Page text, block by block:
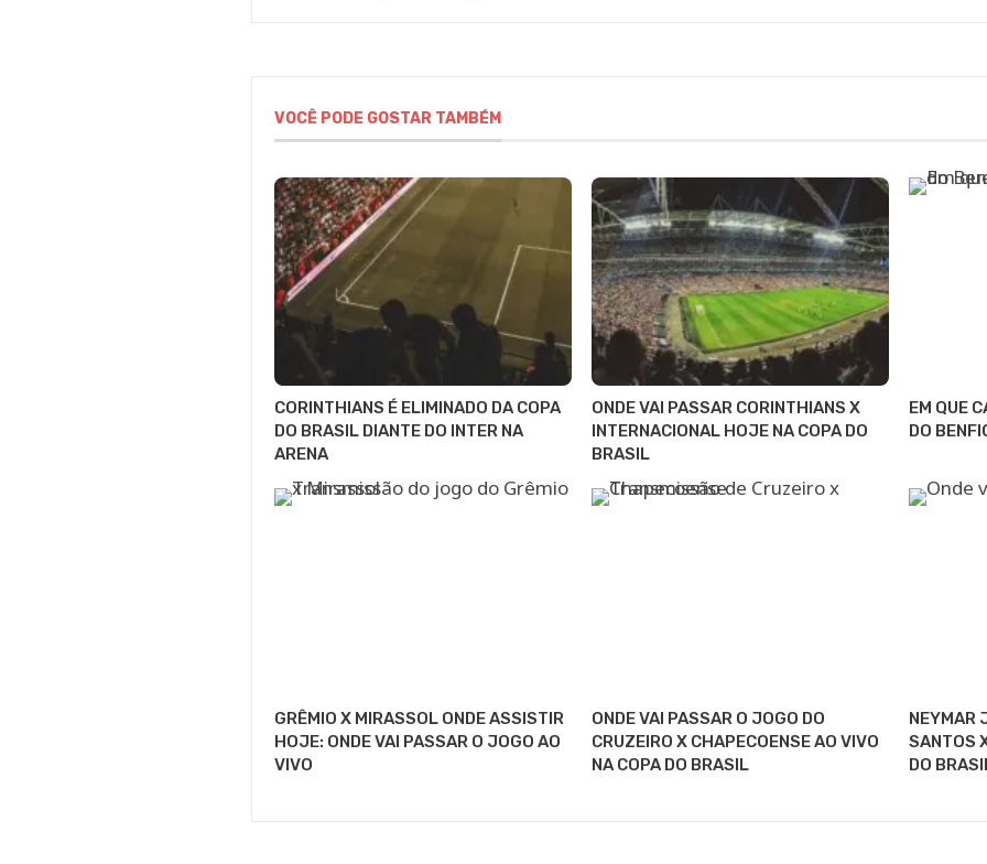
VOCÊ PODE GOSTAR TAMBÉM
CORINTHIANS É ELIMINADO DA COPA
DO BRASIL DIANTE DO INTER NA
ARENA
ONDE VAI PASSAR CORINTHIANS X
INTERNACIONAL HOJE NA COPA DO
BRASIL
EM QUE
DO
GRÊMIO X MIRASSOL ONDE ASSISTIR
HOJE: ONDE VAI PASSAR O JOGO AO
VIVO
ONDE VAI PASSAR O JOGO DO
CRUZEIRO X CHAPECOENSE AO VIVO
NA COPA DO BRASIL
NEYMAR
SANTOS
DO